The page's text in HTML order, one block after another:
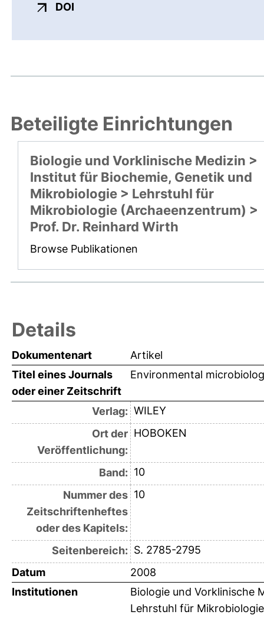
DOI
Beteiligte Einrichtungen
Biologie und Vorklinische Medizin >
Institut für Biochemie, Genetik und
Mikrobiologie > Lehrstuhl für
Mikrobiologie (Archaeenzentrum) >
Prof. Dr. Reinhard Wirth
Browse Publikationen
Details
Dokumentenart
Artikel
Titel eines Journals
oder einer Zeitschrift
Environmental
Verlag: WILEY
Ort der
Veröffentlichung:
HOBOKEN
Band: 10
Nummer des
Zeitschriftenheftes
oder des Kapitels:
10
Seitenbereich: S. 2785-2795
Datum
2008
Institutionen
Biologie und Vorklinische
Lehrstuhl für